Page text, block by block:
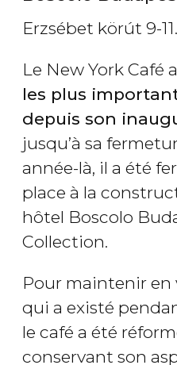
Erzsébet körút 9-11.
Le New York Café
les plus
depuis son
jusqu’à sa
année-là, il a été
place à la
hôtel Boscolo
Collection.
Pour maintenir en
qui a existé
le café a été
conservant son